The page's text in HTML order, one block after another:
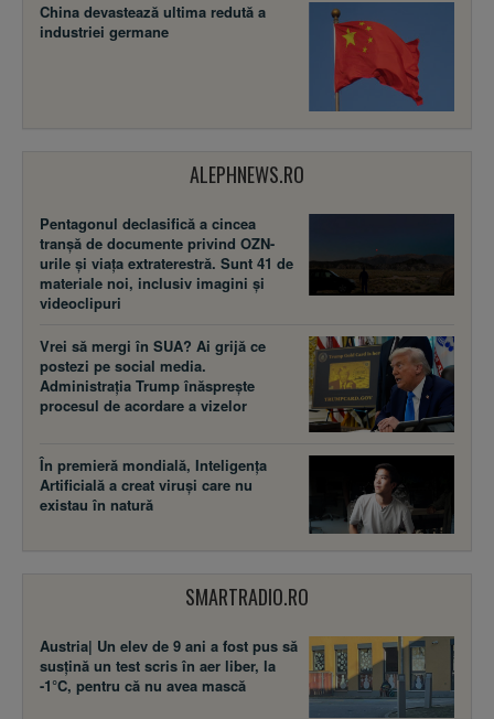
China devastează ultima redută a
industriei germane
ALEPHNEWS.RO
Pentagonul declasifică a cincea
tranșă de documente privind OZN-
urile și viața extraterestră. Sunt 41 de
materiale noi, inclusiv imagini și
videoclipuri
Vrei să mergi în SUA? Ai grijă ce
postezi pe social media.
Administrația Trump înăsprește
procesul de acordare a vizelor
În premieră mondială, Inteligența
Artificială a creat viruși care nu
existau în natură
SMARTRADIO.RO
Austria| Un elev de 9 ani a fost pus să
susţină un test scris în aer liber, la
-1°C, pentru că nu avea mască